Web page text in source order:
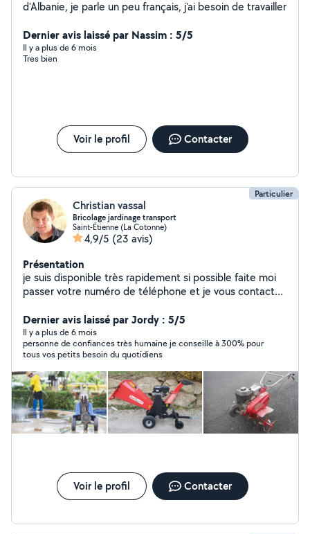
d'Albanie, je parle un peu français, j'ai besoin de travailler
Dernier avis laissé par Nassim : 5/5
Il y a plus de 6 mois
Tres bien
Voir le profil Contacter
Particulier
Christian vassal
Bricolage jardinage transport
Saint-Étienne (La Cotonne)
4,9/5 (23 avis)
Présentation
je suis disponible très rapidement si possible faite moi
passer votre numéro de téléphone et je vous contact
Dernier avis laissé par Jordy : 5/5
Il y a plus de 6 mois
personne de confiances très humaine je conseille à 300% pour
tous vos petits besoin du quotidiens
Voir le profil Contacter